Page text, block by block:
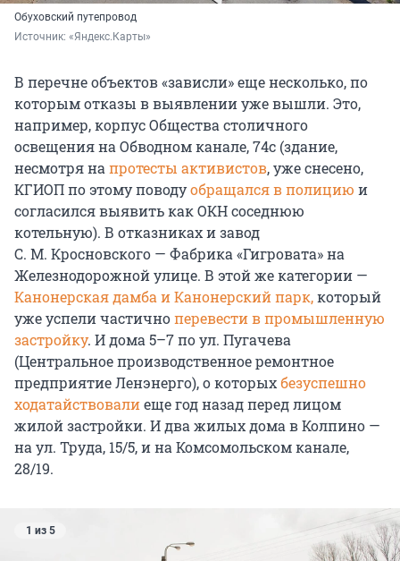
Обуховский путепровод
Источник: «Яндекс.Карты»
В перечне объектов «зависли» еще несколько, по
которым отказы в выявлении уже вышли. Это,
например, корпус Общества столичного
освещения на Обводном канале, 74с (здание,
несмотря напротесты активистов, уже снесено,
КГИОП по этому поводуобращался в полицию и
согласился выявить как ОКН соседнюю
котельную). В отказниках и завод
С. М. Кросновского — Фабрика «Гигровата» на
Железнодорожной улице. В этой же категории —
Канонерская дамба и Канонерский парк,который
уже успели частичноперевести в промышленную
застройку. И дома 5–7 по ул. Пугачева
(Центральное производственное ремонтное
предприятие Ленэнерго), о которыхбезуспешно
ходатайствовалиеще год назад перед лицом
жилой застройки. И два жилых дома в Колпино —
на ул. Труда, 15/5, и на Комсомольском канале,
28/19.
1 из 5